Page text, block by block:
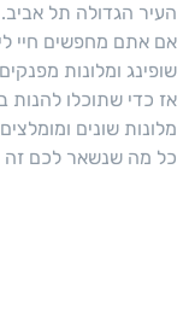
העיר הגדולה תל אביב.
אם אתם מחפשים חיי
שופינג ומלונות
אז כדי שתוכלו להנות
מלונות שונים
כל מה שנשאר לכם זה